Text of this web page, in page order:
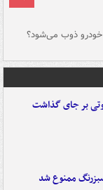
ذوب می‌شود؟
ممنوع شد